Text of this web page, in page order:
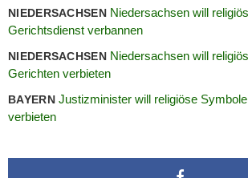
NIEDERSACHSEN Niedersachsen will
Gerichtsdienst verbannen
NIEDERSACHSEN Niedersachsen will
Gerichten verbieten
BAYERNJustizminister will religiöse
verbieten